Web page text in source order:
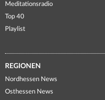
Meditationsradio
Top 40
Playlist
REGIONEN
Nordhessen News
Osthessen News